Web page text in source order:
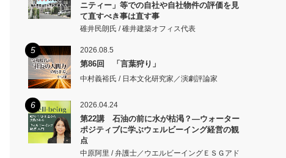
ニティー」等での自社や自社物件の評価を見
て直すべき事は直す事
碓井民朗氏 / 碓井建築オフィス代表
5 2026.08.5
第86回 「言葉狩り」
中村義裕氏 / 日本文化研究家／演劇評論家
6 2026.04.24
第22講 石油の前に水が枯渇？―ウォーター
ポジティブに学ぶウェルビーイング経営の観
点
中原阿里 / 弁護士／ウエルビーイングＥＳＧアド